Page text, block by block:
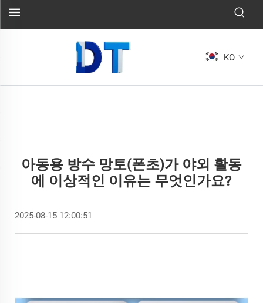
KO
아동용 방수 망토(폰초)가 야외 활동
에 이상적인 이유는 무엇인가요?
2025-08-15 12:00:51